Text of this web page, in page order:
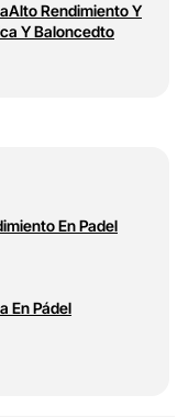
Alto Rendimiento Y
Y Baloncedto
En Padel
En Pádel